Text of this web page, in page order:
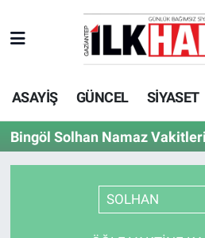
ASAYİŞ GÜNCEL SİYASET
Bingöl Solhan Namaz Vakitleri
SOLHAN
EKONOMİ
SİYASET
SAĞLIK
Beyoğlu Hava Durumu
Beyoğlu Trafik Yoğunluk
Süper Lig Puan Durumu ve
Tüm Manşetler